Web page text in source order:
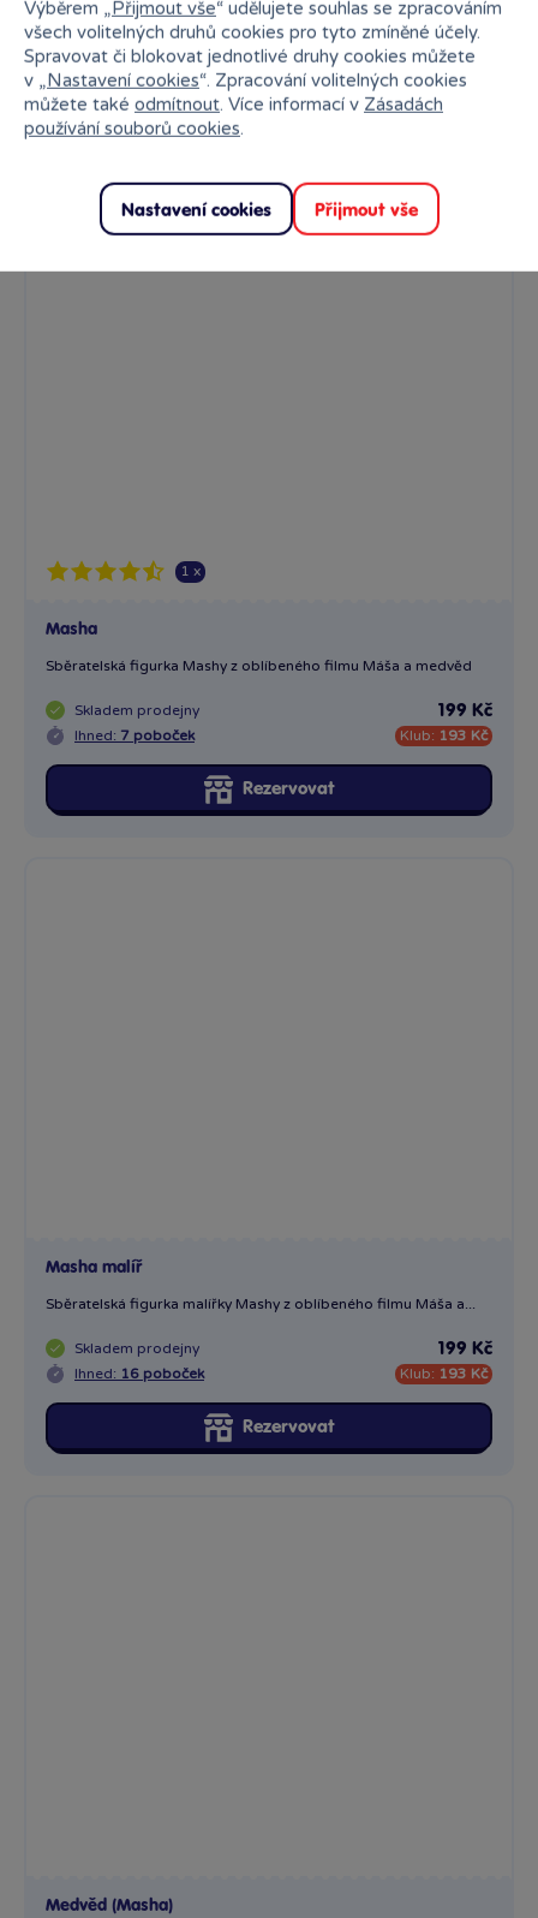
Sběratelská figurka Mashy z oblíbeného filmu Máša a medvěd
Skladem prodejny
Ihned:7 poboček
199 Kč
Klub:193 Kč
Masha malíř
Sběratelská figurka malířky Mashy z oblíbeného filmu Máša a...
Skladem prodejny
Ihned: 16 poboček
199 Kč
Klub: 193 Kč
Rezervovat
Medvěd (Masha)
Sběratelská figurka Medvěda z oblíbeného filmu Máša a...
Skladem prodejny
Ihned: 4 poboček
199 Kč
Klub: 193 Kč
Rezervovat
Alex - Madagascar
Výběrem „Přijmout vše“ udělujete souhlas se zpracováním
všech volitelných druhů cookies pro tyto zmíněné účely.
Spravovat či blokovat jednotlivé druhy cookies můžete
v „Nastavení cookies“. Zpracování volitelných cookies
můžete také odmítnout. Více informací v Zásadách
používání souborů cookies.
Nastavení cookies Přijmout vše